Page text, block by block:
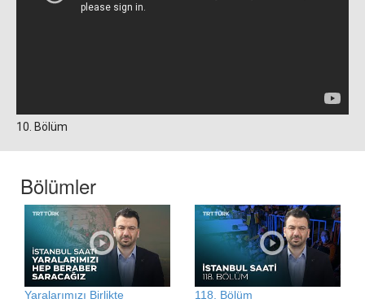
10. Bölüm
Bölümler
Yaralarımızı Birlikte
118. Bölüm